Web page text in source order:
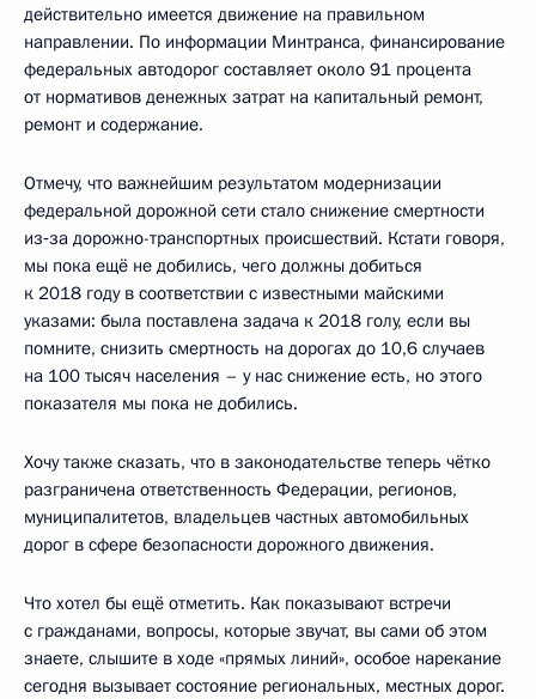
действительно имеется движение на правильном
направлении. По информации Минтранса, финансирование
федеральных автодорог составляет около 91 процента
от нормативов денежных затрат на капитальный ремонт,
ремонт и содержание.
Отмечу, что важнейшим результатом модернизации
федеральной дорожной сети стало снижение смертности
из‑за дорожно-транспортных происшествий. Кстати говоря,
мы пока ещё не добились, чего должны добиться
к 2018 году в соответствии с известными майскими
указами: была поставлена задача к 2018 голу, если вы
помните, снизить смертность на дорогах до 10,6 случаев
на 100 тысяч населения – у нас снижение есть, но этого
показателя мы пока не добились.
Хочу также сказать, что в законодательстве теперь чётко
разграничена ответственность Федерации, регионов,
муниципалитетов, владельцев частных автомобильных
дорог в сфере безопасности дорожного движения.
Что хотел бы ещё отметить. Как показывают встречи
с гражданами, вопросы, которые звучат, вы сами об этом
знаете, слышите в ходе «прямых линий», особое нарекание
сегодня вызывает состояние региональных, местных дорог.